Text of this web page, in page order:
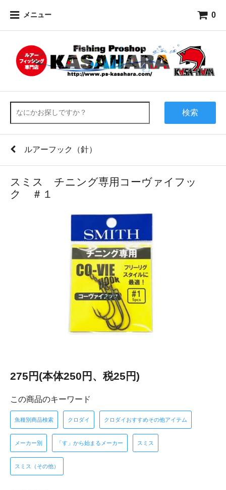
メニュー 0
検索
ルアーフック（針）
スミス チニング専用コーヴァイフッ
ク ＃１
275円(本体250円、税25円)
この商品のキーワード
魚種別商品検索 クロダイ クロダイおすすめその他アイテム
メーカー別 「す」から始まるメーカー スミス
スミス（その他）